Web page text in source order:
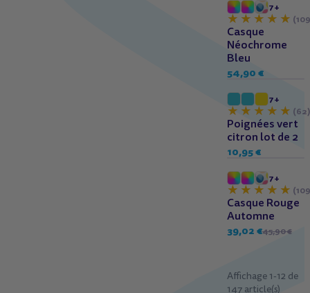
7+
Casque
Néochrome
Bleu
54,90 €
7+
(62)
Poignées vert
citron lot de 2
10,95 €
7+
Casque Rouge
Automne
39,02 €45,90 €
Affichage 1-12 de
147 article(s)